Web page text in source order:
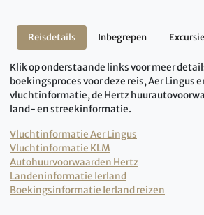
Reisdetails Inbegrepen
Klik op onderstaande links voor meer
boekingsproces voor deze reis, Aer Lingus
vluchtinformatie, de Hertz
land- en streekinformatie.
Vluchtinformatie Aer Lingus
Vluchtinformatie KLM
Autohuurvoorwaarden Hertz
Landeninformatie Ierland
Boekingsinformatie Ierland reizen